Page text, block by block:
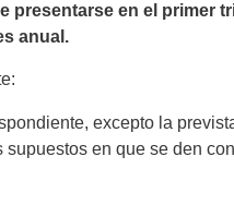
presentarse en el primer
anual.
excepto la
en que se den